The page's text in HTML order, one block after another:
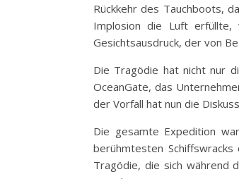
Rückkehr des Tauchboots,
Implosion die Luft
Gesichtsausdruck, der von
Die Tragödie hat nicht nur
OceanGate, das
der Vorfall hat nun die
Die gesamte Expedition
berühmtesten
Tragödie, die sich während